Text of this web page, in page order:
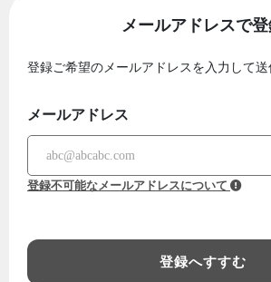
メールアドレスで
登録ご希望のメールアドレスを入力して送
メールアドレス
登録不可能なメールアドレスについて
登録へすすむ